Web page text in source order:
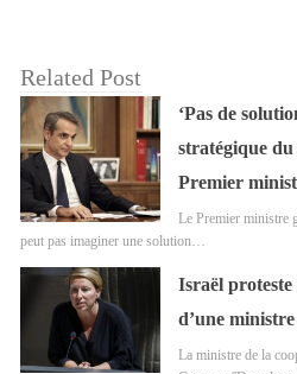
Related Post
‘Pas de
stratégique du
Premier
Le Premier ministre
peut pas imaginer une solution…
Israël
d’une
La ministre de la